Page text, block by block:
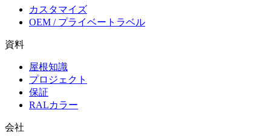
カスタマイズ
OEM / プライベートラベル
資料
屋根知識
プロジェクト
保証
RALカラー
会社